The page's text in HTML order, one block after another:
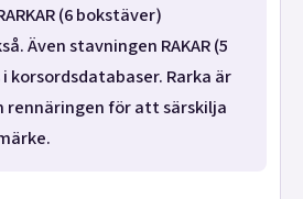
(6 bokstäver)
Även stavningen RAKAR (5
korsordsdatabaser. Rarka är
för att särskilja